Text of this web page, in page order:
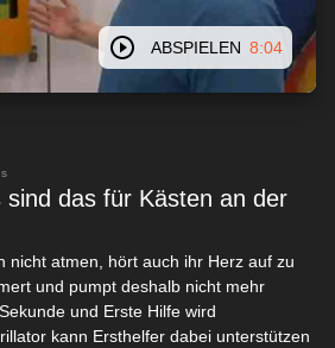
ABSPIELEN 8:04
sind das für Kästen an der
nicht atmen, hört auch ihr Herz auf zu
und pumpt deshalb nicht mehr
und Erste Hilfe wird
kann Ersthelfer dabei unterstützen